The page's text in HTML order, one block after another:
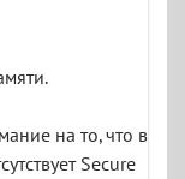
на то, что в
Secure